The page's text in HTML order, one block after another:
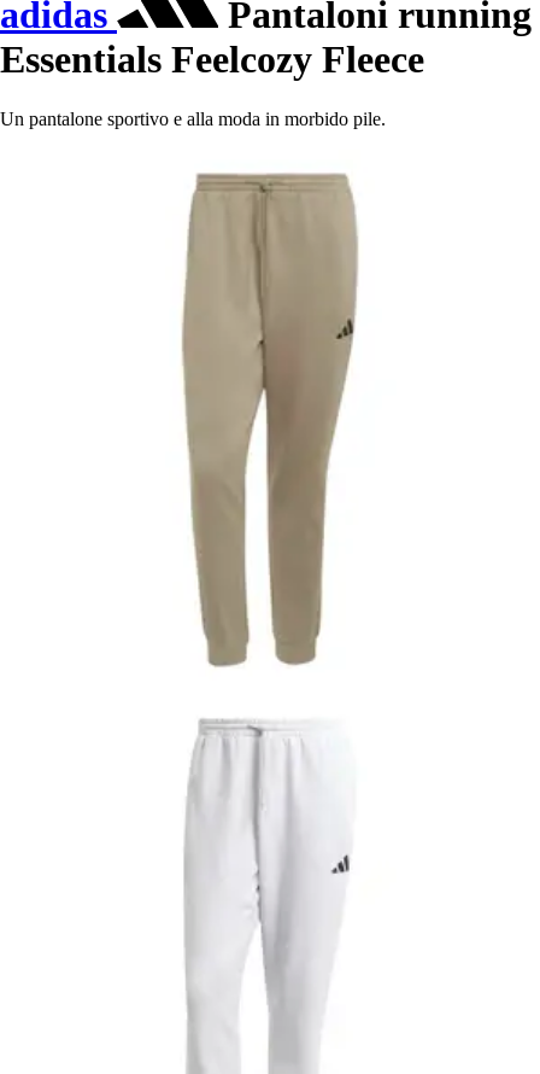
adidas
Pantaloni running
Essentials Feelcozy Fleece
Un pantalone sportivo e alla moda in morbido pile.